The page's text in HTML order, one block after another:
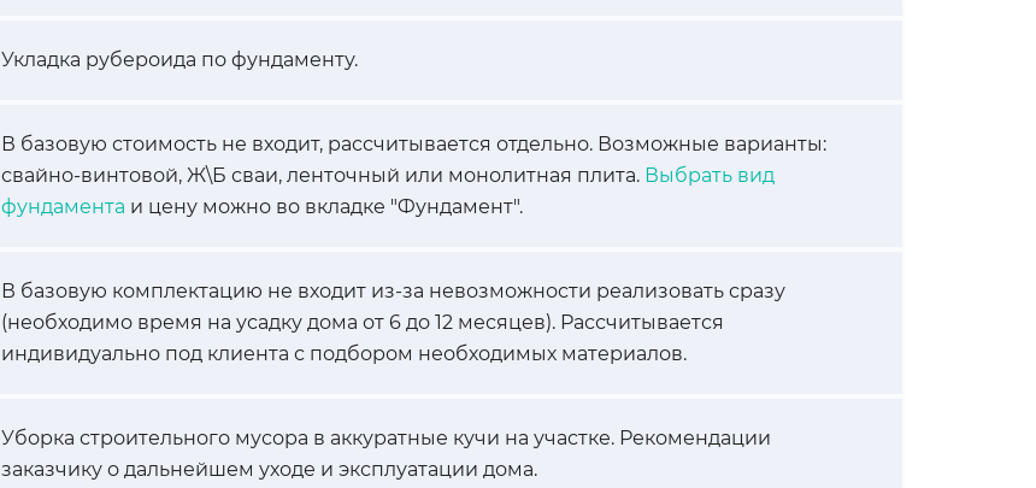
Укладка рубероида по фундаменту.
В базовую стоимость не входит, рассчитывается отдельно. Возможные варианты:
свайно-винтовой, Ж\Б сваи, ленточный или монолитная плита. Выбрать вид
фундамента и цену можно во вкладке "Фундамент".
В базовую комплектацию не входит из-за невозможности реализовать сразу
(необходимо время на усадку дома от 6 до 12 месяцев). Рассчитывается
индивидуально под клиента с подбором необходимых материалов.
Уборка строительного мусора в аккуратные кучи на участке. Рекомендации
заказчику о дальнейшем уходе и эксплуатации дома.